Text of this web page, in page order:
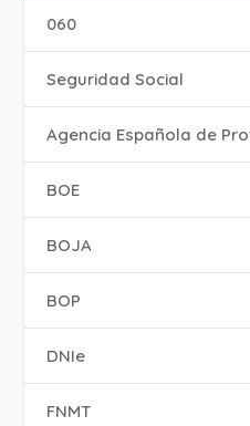
060
Seguridad Social
Agencia Española de
BOE
BOJA
BOP
DNIe
FNMT